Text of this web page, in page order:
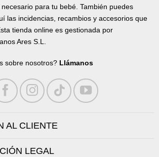
para tu bebé. También puedes
las incidencias, recambios y accesorios que
tienda online es gestionada por
Ares S.L.
sobre nosotros? Llámanos
AL CLIENTE
LEGAL